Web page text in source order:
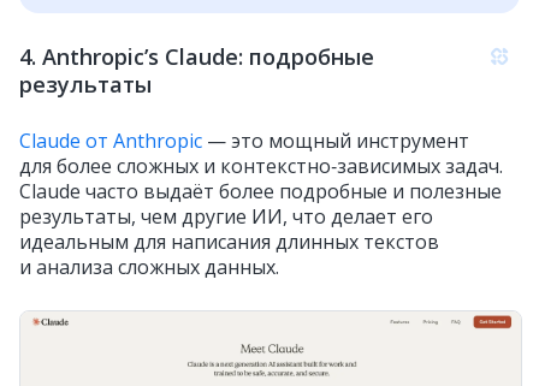
4. Anthropic’s Claude: подробные
результаты
Claude от Anthropic — это мощный инструмент
для более сложных и контекстно‑зависимых задач.
Claude часто выдаёт более подробные и полезные
результаты, чем другие ИИ, что делает его
идеальным для написания длинных текстов
и анализа сложных данных.